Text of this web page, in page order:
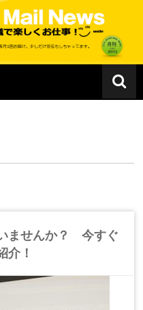
ませんか？ 今すぐ
介！